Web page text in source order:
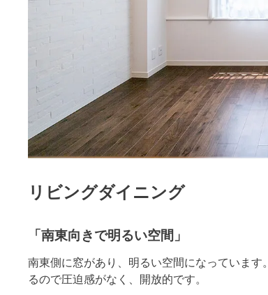
リビングダイニング
「南東向きで明るい空間」
南東側に窓があり、明るい空間になっていま
るので圧迫感がなく、開放的です。